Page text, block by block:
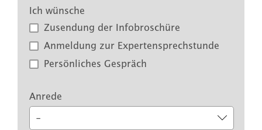
Ich wünsche
Zusendung der Infobroschüre
Anmeldung zur Expertensprechstunde
Persönliches Gespräch
Anrede